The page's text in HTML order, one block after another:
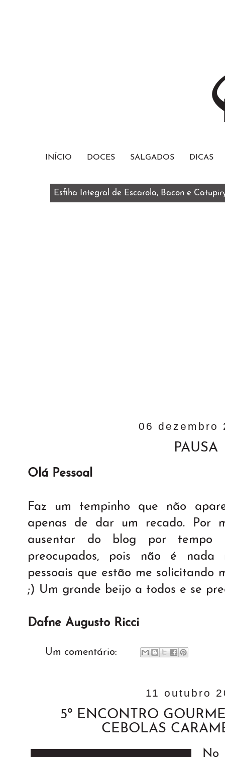
INÍCIO DOCES SALGADOS DICAS
Esfiha Integral de Escarola, Bacon e
06 dezembro
PAUSA
Olá Pessoal
Faz um tempinho que não
apenas de dar um recado. Por
ausentar do blog por tempo
preocupados, pois não é nada
pessoais que estão me solicitando
;) Um grande beijo a todos e se
Dafne Augusto Ricci
Um comentário:
11 outubro
5º ENCONTRO
CEBOLAS